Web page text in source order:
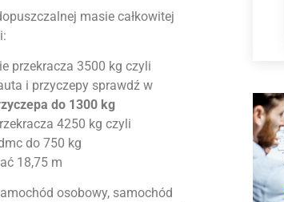
masie całkowitej
przekracza 3500 kg czyli
i przyczepy sprawdź w
do 1300 kg
4250 kg czyli
do 750 kg
18,75 m
osobowy, samochód